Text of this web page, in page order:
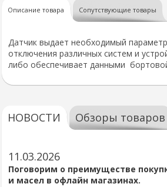
Описание товара Сопутствующие товары
Датчик выдает необходимый
отключения различных систем и
либо обеспечивает данными
НОВОСТИ Обзоры товаров
11.03.2026
Поговорим о преимуществе
и масел в офлайн магазинах.